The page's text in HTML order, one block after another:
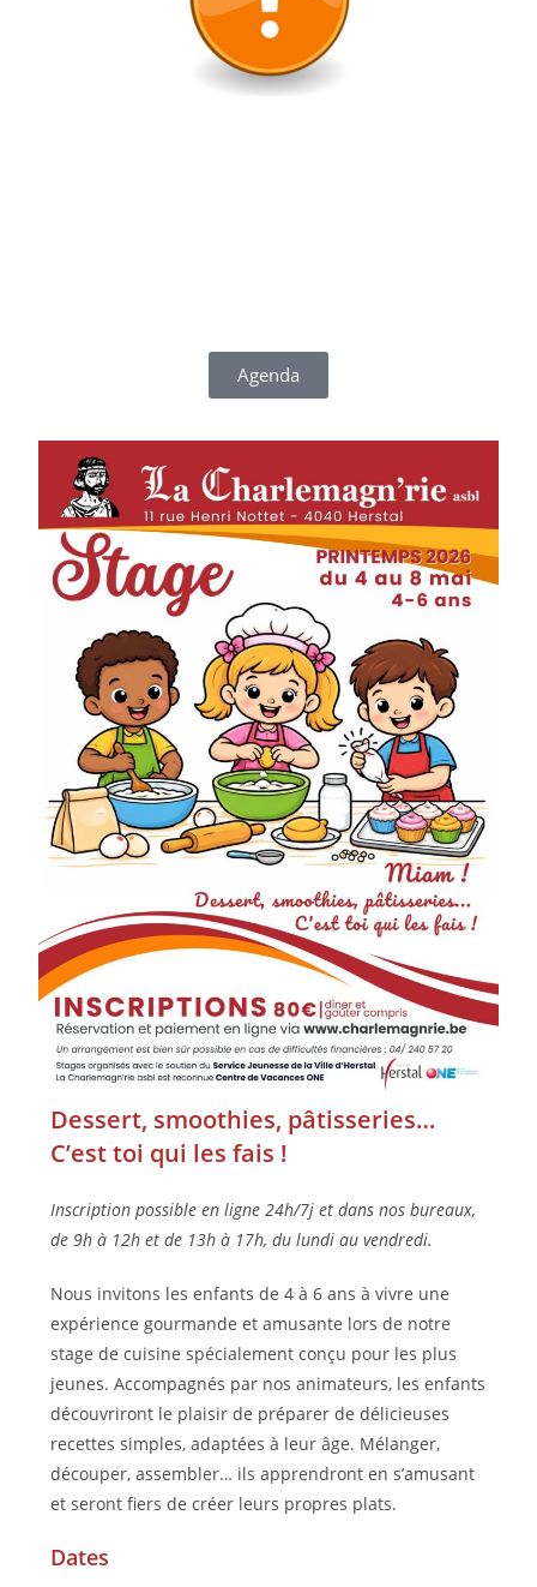
Agenda
Dessert, smoothies, pâtisseries…
C’est toi qui les fais !
Inscription possible en ligne 24h/7j et dans nos bureaux,
de 9h à 12h et de 13h à 17h, du lundi au vendredi.
Nous invitons les enfants de 4 à 6 ans à vivre une
expérience gourmande et amusante lors de notre
stage de cuisine spécialement conçu pour les plus
jeunes. Accompagnés par nos animateurs, les enfants
découvriront le plaisir de préparer de délicieuses
recettes simples, adaptées à leur âge. Mélanger,
découper, assembler… ils apprendront en s’amusant
et seront fiers de créer leurs propres plats.
Dates